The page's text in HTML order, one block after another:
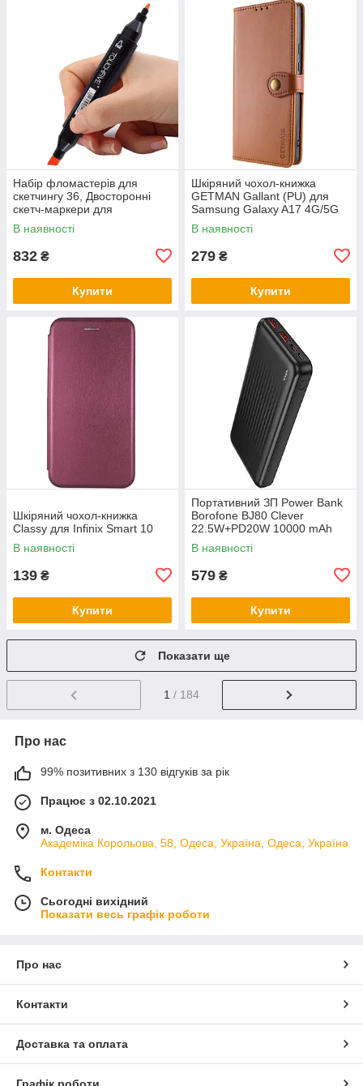
Набір фломастерів для
скетчингу 36, Двосторонні
скетч-маркери для
художників Набір скетчингу
PO-70
В наявності
832 ₴
Купити
Шкіряний чохол-книжка
GETMAN Gallant (PU) для
Samsung Galaxy A17 4G/5G
В наявності
279 ₴
Купити
Шкіряний чохол-книжка
Classy для Infinix Smart 10
В наявності
139 ₴
Купити
Портативний ЗП Power Bank
Borofone BJ80 Clever
22.5W+PD20W 10000 mAh
В наявності
579 ₴
Купити
Показати ще
1 / 184
Про нас
99% позитивних з 130 відгуків за рік
Працює з 02.10.2021
м. Одеса
Академіка Корольова, 58, Одеса, Україна, Одеса, Україна
Контакти
Сьогодні вихідний
Показати весь графік роботи
Про нас
Контакти
Доставка та оплата